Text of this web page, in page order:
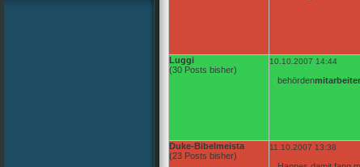
Luggi
(30 Posts bisher)
10.10.2007 14:44
behördenmitarbeiter
Duke-Bibelmeista
(23 Posts bisher)
11.10.2007 13:38